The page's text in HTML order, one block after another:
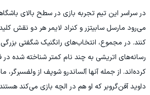
در سراسر این تیم تجربه بازی در سطح بالای
می‌رود مارسل سابیتزر و کنراد لایمر هر دو نقش‌
کنند. در مجموع، انتخاب‌های رانگنیک شگفتی
رسانه‌های اتریشی به چند نام کمتر شناخته‌ شده
کرده‌اند. از جمله آنها آلساندرو شوپف از ولفسبرگر،
داوید آفن‌گروبر که او هم در الچه بازی می‌کند